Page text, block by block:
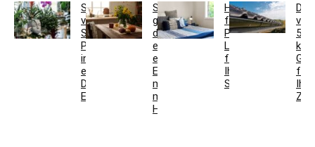
So
verwandeln
Sie
Pflanzgefäße
in
einzigartige
Deko-
Elemente
So
gestaltest
du
ein
einladendes
Esszimmer
mit
modernen
Holzmöbeln
Hotelbettwäsche
für
Privatkunden:
Luxus
für
Ihr
Schlafzimmer
5
für
Ihr